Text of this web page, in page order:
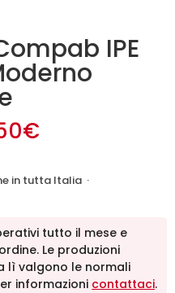
IPE
€Il
attuale
è:
in tutta Italia ·
tutto il mese e
Le produzioni
lì valgono le normali
informazioni contattaci.